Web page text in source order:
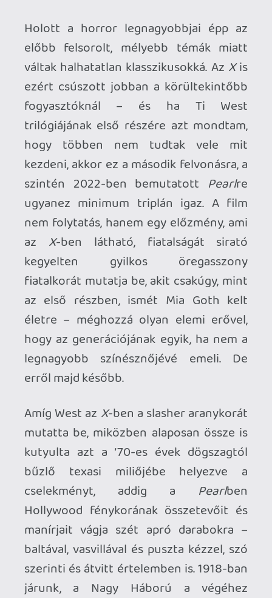
manírjait vágja szét apró darabokra –
baltával, vasvillával és puszta kézzel, szó
szerinti és átvitt értelemben is. 1918-ban
járunk, a Nagy Háború a végéhez
közeledik, de a csatatéren még mindig
tömegesen hullanak el a hadat viselő
nemzetek, így Amerika fiai is, mialatt a
hátországokban maradt emberek
számára sem fenékig tejfel az élet a
járványok, a szegénység és a nélkülözés
miatt. Pearl ebben a világban első látásra
egy normális, vidám, dolgos tinédzser
lánynak tűnik – ám a valóság nem is
állhatna távolabb ettől a képtől. Pearl
ugyanis nem boldog, és a legkevésbé sem
normális: elege van a szűkölködésből, az
elszigeteltségből, a névtelenségből, és a
szeretethiányból.
Elege van abból, hogy férje a fronton
harcol, elege van édesanyja ridegségből,
aki elnyomja és csak egy senkiházi
koloncként tekint rá, elege van a nap 24
órájában ápolásra szoruló félholt apjából,
és a reggeltől estig tartó robotból a
családi farmon. Úgy érzi, hogy ő többre
hivatott, ezért csak egyetlen kiút létezik
a számára: sztár akar lenni, az a szent
meggyőződése, hogy a világ rá vár,
pusztán vannak akadályok a szürke
hétköznapi élet és a csillaggá válás
között, amiket le kell küzdeni. Legbelül